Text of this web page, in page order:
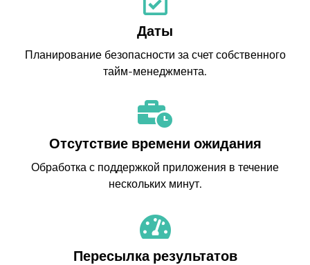
Даты
Планирование безопасности за счет собственного
тайм-менеджмента.
Отсутствие времени ожидания
Обработка с поддержкой приложения в течение
нескольких минут.
Пересылка результатов